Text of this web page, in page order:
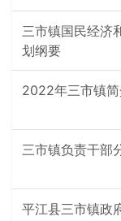
三市镇国民经济
划纲要
2022年三市镇
三市镇负责干部
平江县三市镇政